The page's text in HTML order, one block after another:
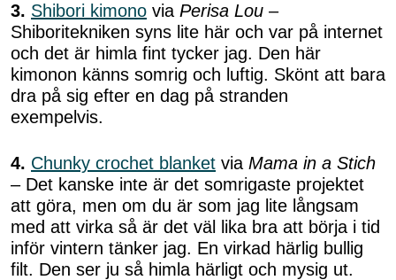
3. Shibori kimono via Perisa Lou –
Shiboritekniken syns lite här och var på internet
och det är himla fint tycker jag. Den här
kimonon känns somrig och luftig. Skönt att bara
dra på sig efter en dag på stranden
exempelvis.
4. Chunky crochet blanket via Mama in a Stich
– Det kanske inte är det somrigaste projektet
att göra, men om du är som jag lite långsam
med att virka så är det väl lika bra att börja i tid
inför vintern tänker jag. En virkad härlig bullig
filt. Den ser ju så himla härligt och mysig ut.